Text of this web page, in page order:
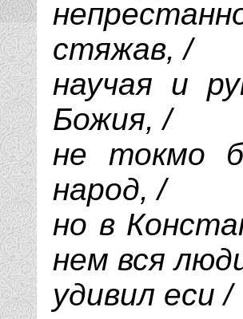
стяжав, /
научая и
Божия, /
не токмо
народ, /
но в
нем вся
удивил еси /